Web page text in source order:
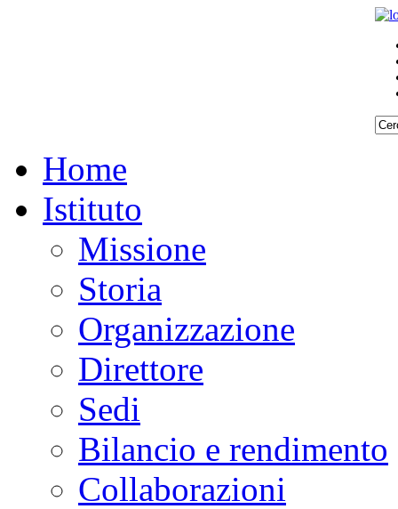
Home
Istituto
Missione
Storia
Organizzazione
Direttore
Sedi
Bilancio e rendimento
Collaborazioni